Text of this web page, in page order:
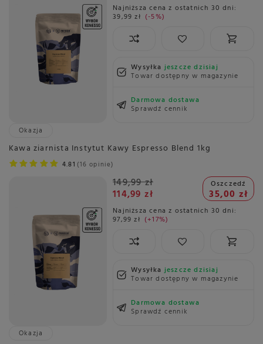
Najniższa cena z ostatnich 30 dni:
39,99 zł -5%
Wysyłkajeszcze dzisiaj
Towar dostępny w magazynie
Darmowa dostawa
Sprawdź cennik
Okazja
Kawa ziarnista Instytut Kawy Espresso Blend 1kg
4.81 16 opinie
149,99 zł
114,99 zł
Oszczedź
35,00 zł
Najniższa cena z ostatnich 30 dni:
97,99 zł +17%
Wysyłkajeszcze dzisiaj
Towar dostępny w magazynie
Darmowa dostawa
Sprawdź cennik
Okazja